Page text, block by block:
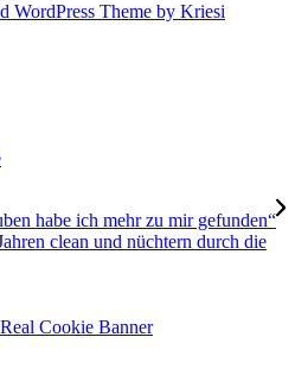
WordPress Theme by Kriesi
habe ich mehr zu mir gefunden“
clean und nüchtern durch die
Cookie Banner